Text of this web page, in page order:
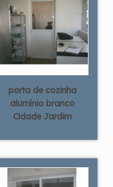
porta de cozinha
alumínio branco
Cidade Jardim